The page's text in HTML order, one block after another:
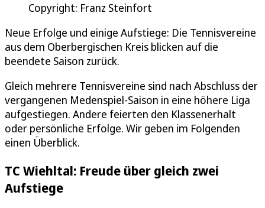
Copyright: Franz Steinfort
Neue Erfolge und einige Aufstiege: Die Tennisvereine
aus dem Oberbergischen Kreis blicken auf die
beendete Saison zurück.
Gleich mehrere Tennisvereine sind nach Abschluss der
vergangenen Medenspiel-Saison in eine höhere Liga
aufgestiegen. Andere feierten den Klassenerhalt
oder persönliche Erfolge. Wir geben im Folgenden
einen Überblick.
TC Wiehltal: Freude über gleich zwei
Aufstiege